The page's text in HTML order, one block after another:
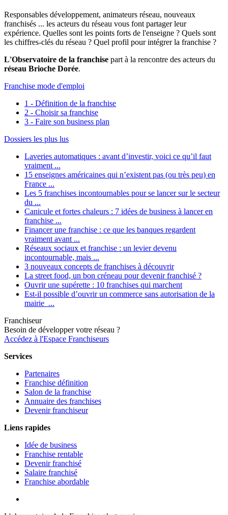
Responsables développement, animateurs réseau, nouveaux
franchisés ... les acteurs du réseau vous font partager leur
expérience. Quelles sont les points forts de l'enseigne ? Quels sont
les chiffres-clés du réseau ? Quel profil pour intégrer la franchise ?
L'Observatoire de la franchise part à la rencontre des acteurs du
réseau Brioche Dorée.
Franchise mode d'emploi
1 - Définition de la franchise
2 - Choisir sa franchise
3 - Faire son business plan
Dossiers les plus lus
Laveries automatiques : avant d’investir, voici ce qu’il faut
vraiment ...
15 enseignes américaines qui n’existent pas (ou très peu) en
France ...
Les 5 franchises incontournables pour se lancer sur le secteur
du ...
Canicule et fortes chaleurs : 7 idées de business à lancer en
franchise ...
Financer une franchise : ce que les banques regardent
vraiment avant ...
Réseaux sociaux et franchise : un levier devenu
incontournable, mais ...
3 nouveaux concepts de franchises à découvrir
La street food, un bon créneau pour devenir franchisé ?
Ouvrir une supérette : 10 franchises qui marchent
Est-il possible d’ouvrir un commerce sans autorisation de la
mairie ...
Franchiseur
Besoin de développer votre réseau ?
Accédez à l'Espace Franchiseurs
Services
Partenaires
Franchise définition
Salon de la franchise
Annuaire des franchises
Devenir franchiseur
Liens rapides
Idée de business
Franchise rentable
Devenir franchisé
Salaire franchisé
Franchise abordable